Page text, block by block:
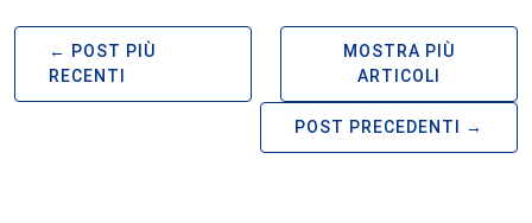
POST PIÙ
RECENTI
MOSTRA PIÙ
ARTICOLI
POST PRECEDENTI